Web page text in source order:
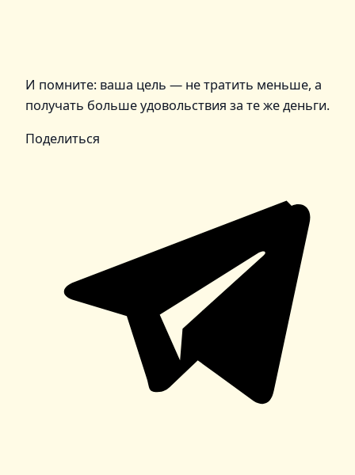
И помните: ваша цель — не тратить меньше, а
получать больше удовольствия за те же деньги.
Поделиться